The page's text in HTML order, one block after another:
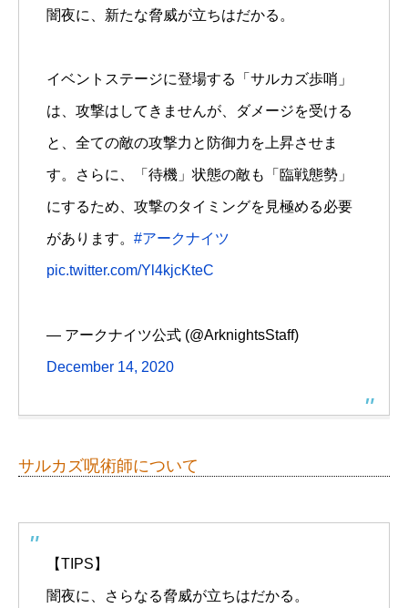
闇夜に、新たな脅威が立ちはだかる。
イベントステージに登場する「サルカズ歩哨」
は、攻撃はしてきませんが、ダメージを受ける
と、全ての敵の攻撃力と防御力を上昇させま
す。さらに、「待機」状態の敵も「臨戦態勢」
にするため、攻撃のタイミングを見極める必要
があります。 #アークナイツ
pic.twitter.com/Yl4kjcKteC
— アークナイツ公式 (@ArknightsStaff)
December 14, 2020
サルカズ呪術師について
【TIPS】
闇夜に、さらなる脅威が立ちはだかる。